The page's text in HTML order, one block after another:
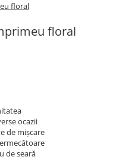
floral
floral
ocazii
de mișcare
de seară